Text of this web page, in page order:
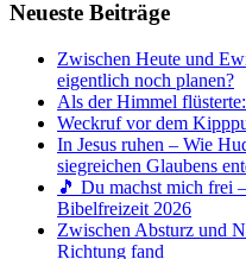
Neueste Beiträge
Zwischen Heute und
eigentlich noch planen?
Als der Himmel
Weckruf vor dem
In Jesus ruhen – Wie
siegreichen Glaubens
🎵 Du machst mich frei
Bibelfreizeit 2026
Zwischen Absturz und
Richtung fand